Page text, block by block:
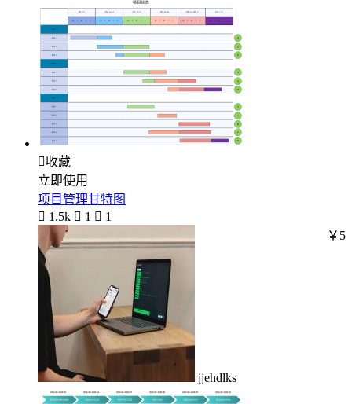
收藏
立即使用
项目管理甘特图
 1.5k  1  1
jjehdlks
￥5